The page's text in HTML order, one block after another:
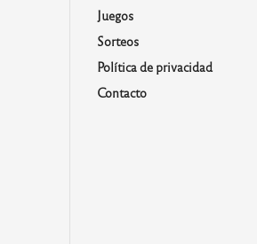
Juegos
Sorteos
Política de privacidad
Contacto